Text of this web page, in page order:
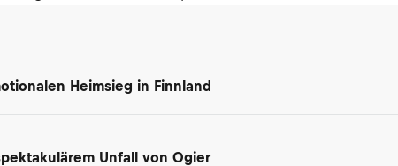
Heimsieg in Finnland
Unfall von Ogier